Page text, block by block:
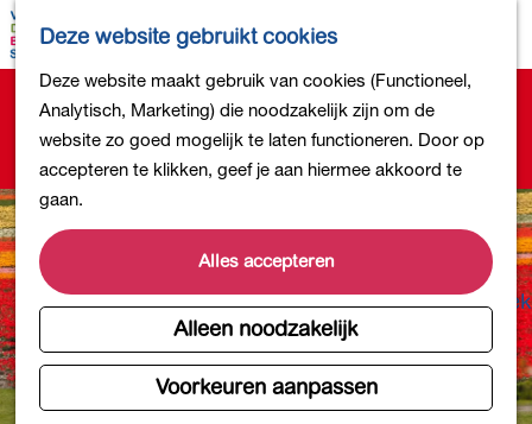
Deze website gebruikt cookies
Deze website maakt gebruik van cookies (Functioneel,
Analytisch, Marketing) die noodzakelijk zijn om de
website zo goed mogelijk te laten functioneren. Door op
accepteren te klikken, geef je aan hiermee akkoord te
gaan.
Alles accepteren
Alleen noodzakelijk
Voorkeuren aanpassen
a
r
d
e
h
o
m
e
K
a
r
t
Z
e
k
e
n
e
n
u
Bollen en Bloemen
Uit eten
DB4daagse - Inschrijven
Kinderactiviteiten
De natuur in
Musea en meer
Producten uit de Bollenstreek
Gezond en actief
Overnachten
Sorry, deze activiteit is niet meer beschikbaar.
Bekijk het
actuele aanbod
voor de beschikbare
opties.